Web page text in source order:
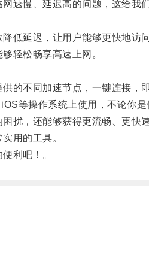
慢、延迟高的问题，这给我
延迟，让用户能够更快地访问
轻松畅享高速上网。
不同加速节点，一键连接，即
操作系统上使用，不论你是
，还能够获得更流畅、更快
用的工具。
利吧！。